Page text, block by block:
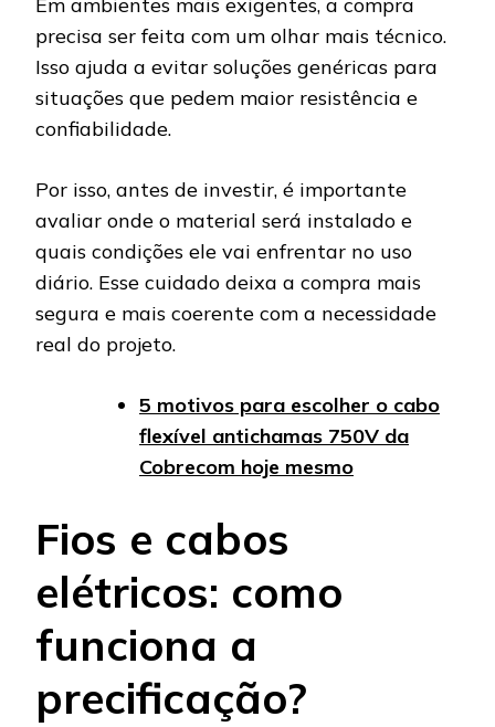
Em ambientes mais exigentes, a compra
precisa ser feita com um olhar mais técnico.
Isso ajuda a evitar soluções genéricas para
situações que pedem maior resistência e
confiabilidade.
Por isso, antes de investir, é importante
avaliar onde o material será instalado e
quais condições ele vai enfrentar no uso
diário. Esse cuidado deixa a compra mais
segura e mais coerente com a necessidade
real do projeto.
5 motivos para escolher o cabo
flexível antichamas 750V da
Cobrecom hoje mesmo
Fios e cabos
elétricos: como
funciona a
precificação?